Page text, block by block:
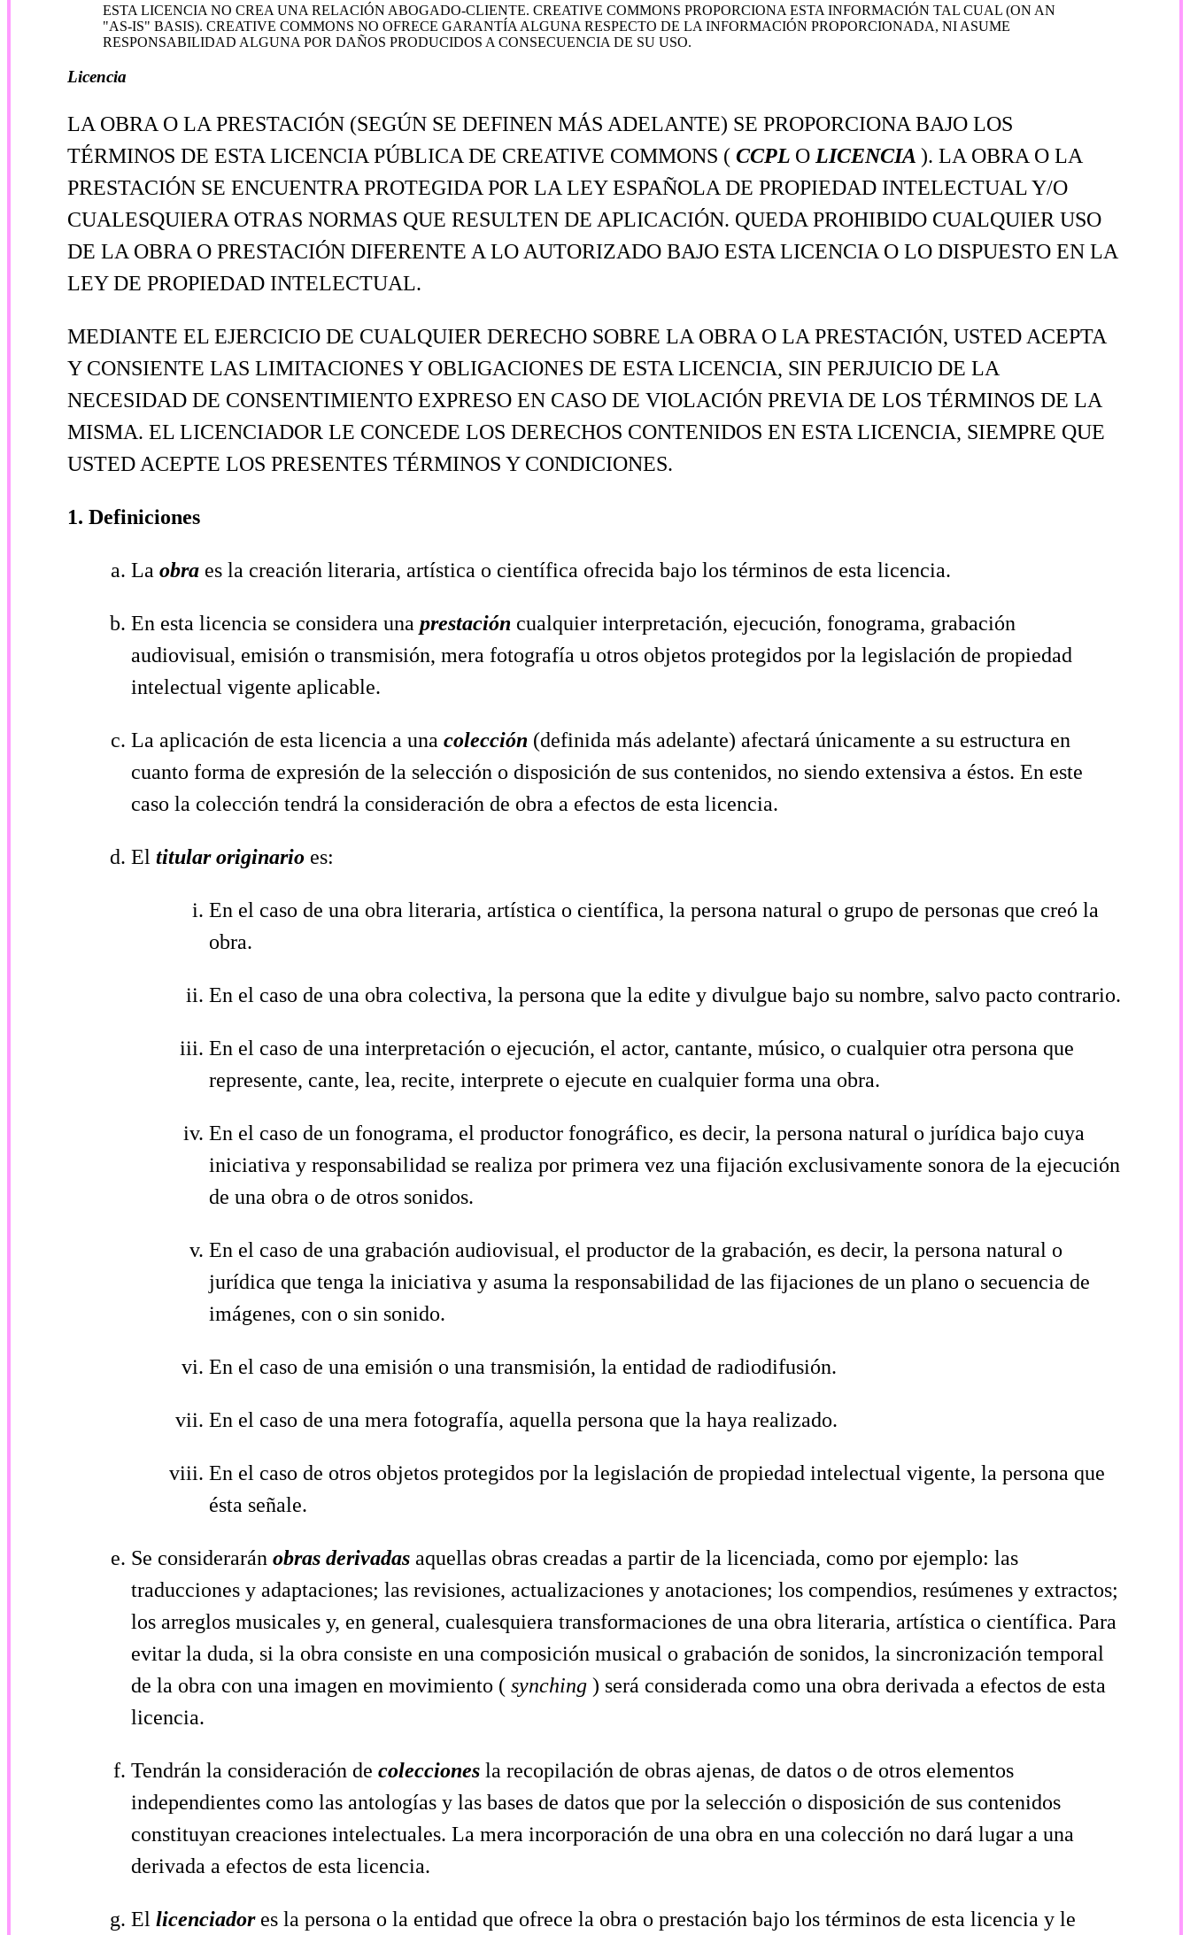
ESTA LICENCIA NO CREA UNA RELACIÓN ABOGADO-CLIENTE. CREATIVE COMMONS PROPORCIONA ESTA INFORMACIÓN TAL CUAL (ON AN
"AS-IS" BASIS). CREATIVE COMMONS NO OFRECE GARANTÍA ALGUNA RESPECTO DE LA INFORMACIÓN PROPORCIONADA, NI ASUME
RESPONSABILIDAD ALGUNA POR DAÑOS PRODUCIDOS A CONSECUENCIA DE SU USO.
Licencia
LA OBRA O LA PRESTACIÓN (SEGÚN SE DEFINEN MÁS ADELANTE) SE PROPORCIONA BAJO LOS
TÉRMINOS DE ESTA LICENCIA PÚBLICA DE CREATIVE COMMONS ( CCPL O LICENCIA ). LA OBRA O LA
PRESTACIÓN SE ENCUENTRA PROTEGIDA POR LA LEY ESPAÑOLA DE PROPIEDAD INTELECTUAL Y/O
CUALESQUIERA OTRAS NORMAS QUE RESULTEN DE APLICACIÓN. QUEDA PROHIBIDO CUALQUIER USO
DE LA OBRA O PRESTACIÓN DIFERENTE A LO AUTORIZADO BAJO ESTA LICENCIA O LO DISPUESTO EN LA
LEY DE PROPIEDAD INTELECTUAL.
MEDIANTE EL EJERCICIO DE CUALQUIER DERECHO SOBRE LA OBRA O LA PRESTACIÓN, USTED ACEPTA
Y CONSIENTE LAS LIMITACIONES Y OBLIGACIONES DE ESTA LICENCIA, SIN PERJUICIO DE LA
NECESIDAD DE CONSENTIMIENTO EXPRESO EN CASO DE VIOLACIÓN PREVIA DE LOS TÉRMINOS DE LA
MISMA. EL LICENCIADOR LE CONCEDE LOS DERECHOS CONTENIDOS EN ESTA LICENCIA, SIEMPRE QUE
USTED ACEPTE LOS PRESENTES TÉRMINOS Y CONDICIONES.
1. Definiciones
La obra es la creación literaria, artística o científica ofrecida bajo los términos de esta licencia.
En esta licencia se considera una prestación cualquier interpretación, ejecución, fonograma, grabación
audiovisual, emisión o transmisión, mera fotografía u otros objetos protegidos por la legislación de propiedad
intelectual vigente aplicable.
La aplicación de esta licencia a una colección (definida más adelante) afectará únicamente a su estructura en
cuanto forma de expresión de la selección o disposición de sus contenidos, no siendo extensiva a éstos. En este
caso la colección tendrá la consideración de obra a efectos de esta licencia.
El titular originario es:
En el caso de una obra literaria, artística o científica, la persona natural o grupo de personas que creó la
obra.
En el caso de una obra colectiva, la persona que la edite y divulgue bajo su nombre, salvo pacto contrario.
En el caso de una interpretación o ejecución, el actor, cantante, músico, o cualquier otra persona que
represente, cante, lea, recite, interprete o ejecute en cualquier forma una obra.
En el caso de un fonograma, el productor fonográfico, es decir, la persona natural o jurídica bajo cuya
iniciativa y responsabilidad se realiza por primera vez una fijación exclusivamente sonora de la ejecución
de una obra o de otros sonidos.
En el caso de una grabación audiovisual, el productor de la grabación, es decir, la persona natural o
jurídica que tenga la iniciativa y asuma la responsabilidad de las fijaciones de un plano o secuencia de
imágenes, con o sin sonido.
En el caso de una emisión o una transmisión, la entidad de radiodifusión.
En el caso de una mera fotografía, aquella persona que la haya realizado.
En el caso de otros objetos protegidos por la legislación de propiedad intelectual vigente, la persona que
ésta señale.
Se considerarán obras derivadas aquellas obras creadas a partir de la licenciada, como por ejemplo: las
traducciones y adaptaciones; las revisiones, actualizaciones y anotaciones; los compendios, resúmenes y extractos;
los arreglos musicales y, en general, cualesquiera transformaciones de una obra literaria, artística o científica. Para
evitar la duda, si la obra consiste en una composición musical o grabación de sonidos, la sincronización temporal
de la obra con una imagen en movimiento ( synching ) será considerada como una obra derivada a efectos de esta
licencia.
Tendrán la consideración de colecciones la recopilación de obras ajenas, de datos o de otros elementos
independientes como las antologías y las bases de datos que por la selección o disposición de sus contenidos
constituyan creaciones intelectuales. La mera incorporación de una obra en una colección no dará lugar a una
derivada a efectos de esta licencia.
El licenciador es la persona o la entidad que ofrece la obra o prestación bajo los términos de esta licencia y le